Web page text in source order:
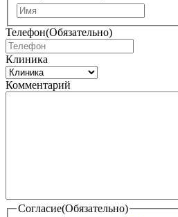
м
Телефон(Обязательно)
Клиника
Комментарий
Согласие(Обязательно)